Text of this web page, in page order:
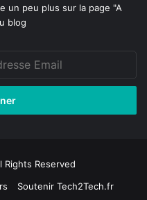
un peu plus sur la page "A
blog
Reserved
Soutenir Tech2Tech.fr